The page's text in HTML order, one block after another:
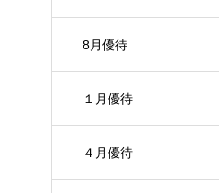
8月優待
１月優待
４月優待